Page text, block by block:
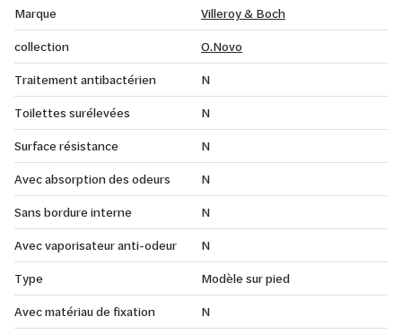
Marque
Villeroy & Boch
collection
O.Novo
Traitement antibactérien
N
Toilettes surélevées
N
Surface résistance
N
Avec absorption des odeurs
N
Sans bordure interne
N
Avec vaporisateur anti-odeur
N
Type
Modèle sur pied
Avec matériau de fixation
N